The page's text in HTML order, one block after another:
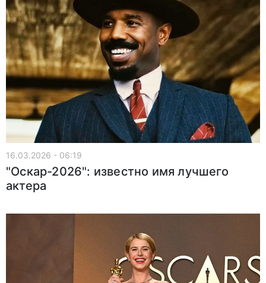
16.03.2026 - 06:19
"Оскар-2026": известно имя лучшего
актера